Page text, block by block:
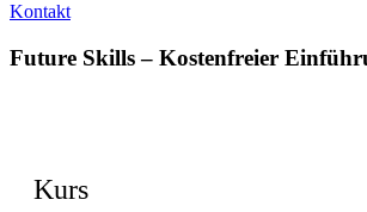
Kontakt
Future Skills – Kostenfreier
Kurs